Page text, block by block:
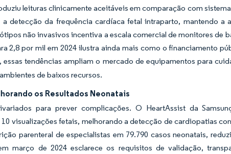
leituras clinicamente aceitáveis em comparação com
detecção da frequência cardíaca fetal intraparto, mantendo a
não invasivos incentiva a escala comercial de monitores de
2,8 por mil em 2024 ilustra ainda mais como o financiamento
tendências ampliam o mercado de equipamentos para
de baixos recursos.
os Resultados Neonatais
para prever complicações. O HeartAssist da
visualizações fetais, melhorando a detecção de cardiopatias
parenteral de especialistas em 79.790 casos neonatais,
março de 2024 esclarece os requisitos de validação,